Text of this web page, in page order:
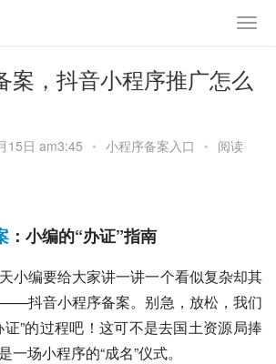
案，抖音小程序推广怎么
15日 am3:45 • 小程序备案入口 • 阅读
：小编的“办证”指南
小编要给大家讲一讲一个看似复杂却其
抖音小程序备案。别急，放松，我们
”的过程吧！这可不是去国土资源局捧
场小程序的“成名”仪式。